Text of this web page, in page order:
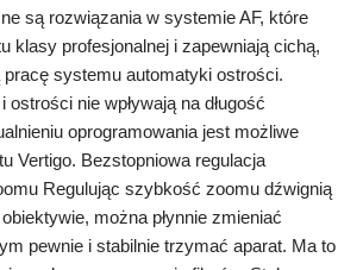
są rozwiązania w systemie AF, które
klasy profesjonalnej i zapewniają cichą,
pracę systemu automatyki ostrości.
nie wpływają na długość
oprogramowania jest możliwe
Vertigo. Bezstopniowa regulacja
Regulując szybkość zoomu dźwignią
można płynnie zmieniać
pewnie i stabilnie trzymać aparat. Ma to